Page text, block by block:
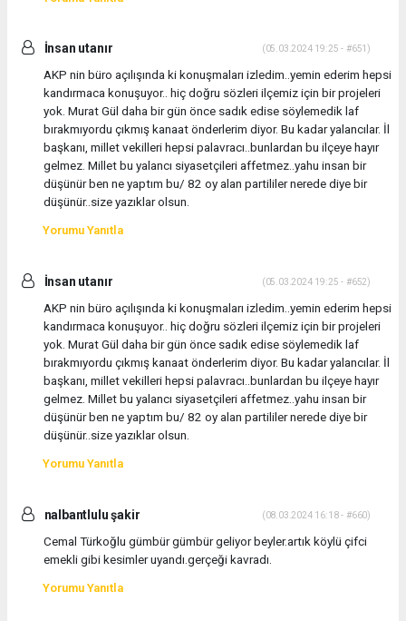
İnsan utanır (05.03.2024 19:25 - #651)
AKP nin büro açılışında ki konuşmaları izledim..yemin ederim hepsi
kandırmaca konuşuyor.. hiç doğru sözleri ilçemiz için bir projeleri
yok. Murat Gül daha bir gün önce sadık edise söylemedik laf
bırakmıyordu çıkmış kanaat önderlerim diyor. Bu kadar yalancılar. İl
başkanı, millet vekilleri hepsi palavracı..bunlardan bu ilçeye hayır
gelmez. Millet bu yalancı siyasetçileri affetmez..yahu insan bir
düşünür ben ne yaptım bu/ 82 oy alan partililer nerede diye bir
düşünür..size yazıklar olsun.
Yorumu Yanıtla
İnsan utanır (05.03.2024 19:25 - #652)
AKP nin büro açılışında ki konuşmaları izledim..yemin ederim hepsi
kandırmaca konuşuyor.. hiç doğru sözleri ilçemiz için bir projeleri
yok. Murat Gül daha bir gün önce sadık edise söylemedik laf
bırakmıyordu çıkmış kanaat önderlerim diyor. Bu kadar yalancılar. İl
başkanı, millet vekilleri hepsi palavracı..bunlardan bu ilçeye hayır
gelmez. Millet bu yalancı siyasetçileri affetmez..yahu insan bir
düşünür ben ne yaptım bu/ 82 oy alan partililer nerede diye bir
düşünür..size yazıklar olsun.
Yorumu Yanıtla
nalbantlulu şakir (08.03.2024 16:18 - #660)
Cemal Türkoğlu gümbür gümbür geliyor beyler.artık köylü çifci
emekli gibi kesimler uyandı.gerçeği kavradı.
Yorumu Yanıtla